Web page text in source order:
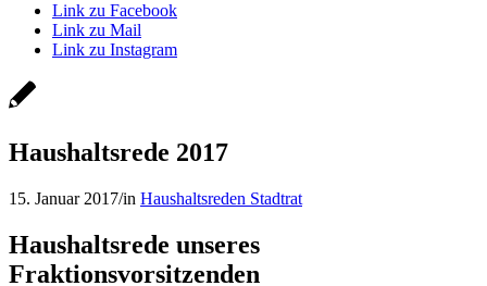
Link zu Facebook
Link zu Mail
Link zu Instagram
Haushaltsrede 2017
15. Januar 2017/in Haushaltsreden Stadtrat
Haushaltsrede unseres
Fraktionsvorsitzenden